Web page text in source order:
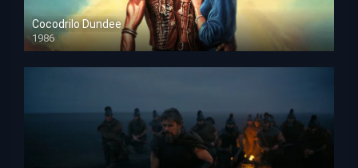
Cocodrilo Dundee
1986
HD 1080p